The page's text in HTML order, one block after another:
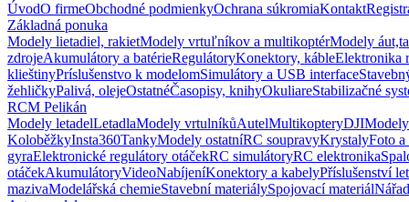
ÚvodO firmeObchodné podmienkyOchrana súkromiaKontakt
Základná ponuka
Modely lietadiel, rakietModely vrtuľníkov a multikoptérModely
zdrojeAkumulátory a batérieRegulátoryKonektory, kábleElektronika
klieštinyPríslušenstvo k modelomSimulátory a USB interface
žehličkyPalivá, olejeOstatnéČasopisy, knihyOkuliareStabilizačné
RCM Pelikán
Modely letadelLetadlaModely vrtulníkůAutelMultikopteryDJI
KoloběžkyInsta360TankyModely ostatníRC soupravyKrystalyFoto
gyraElektronické regulátory otáčekRC simulátoryRC elektronika
otáčekAkumulátoryVideoNabíjeníKonektory a kabelyPříslušenství
mazivaModelářská chemieStavební materiálySpojovací materiál